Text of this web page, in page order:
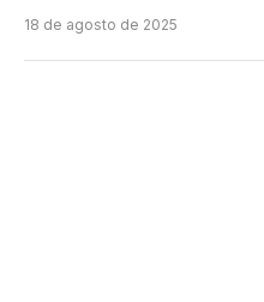
18 de agosto de 2025